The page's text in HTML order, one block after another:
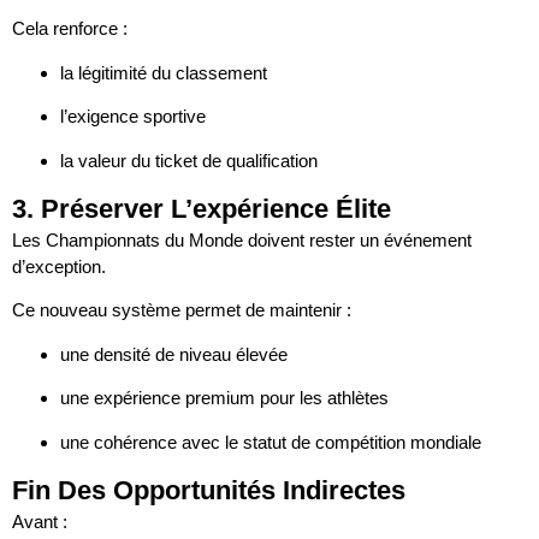
Cela renforce :
la légitimité du classement
l’exigence sportive
la valeur du ticket de qualification
3. Préserver L’expérience Élite
Les Championnats du Monde doivent rester un événement
d’exception.
Ce nouveau système permet de maintenir :
une densité de niveau élevée
une expérience premium pour les athlètes
une cohérence avec le statut de compétition mondiale
Fin Des Opportunités Indirectes
Avant :